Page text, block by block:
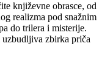
književne obrasce, od
realizma pod snažnim
do trilera i misterije.
uzbudljiva zbirka priča